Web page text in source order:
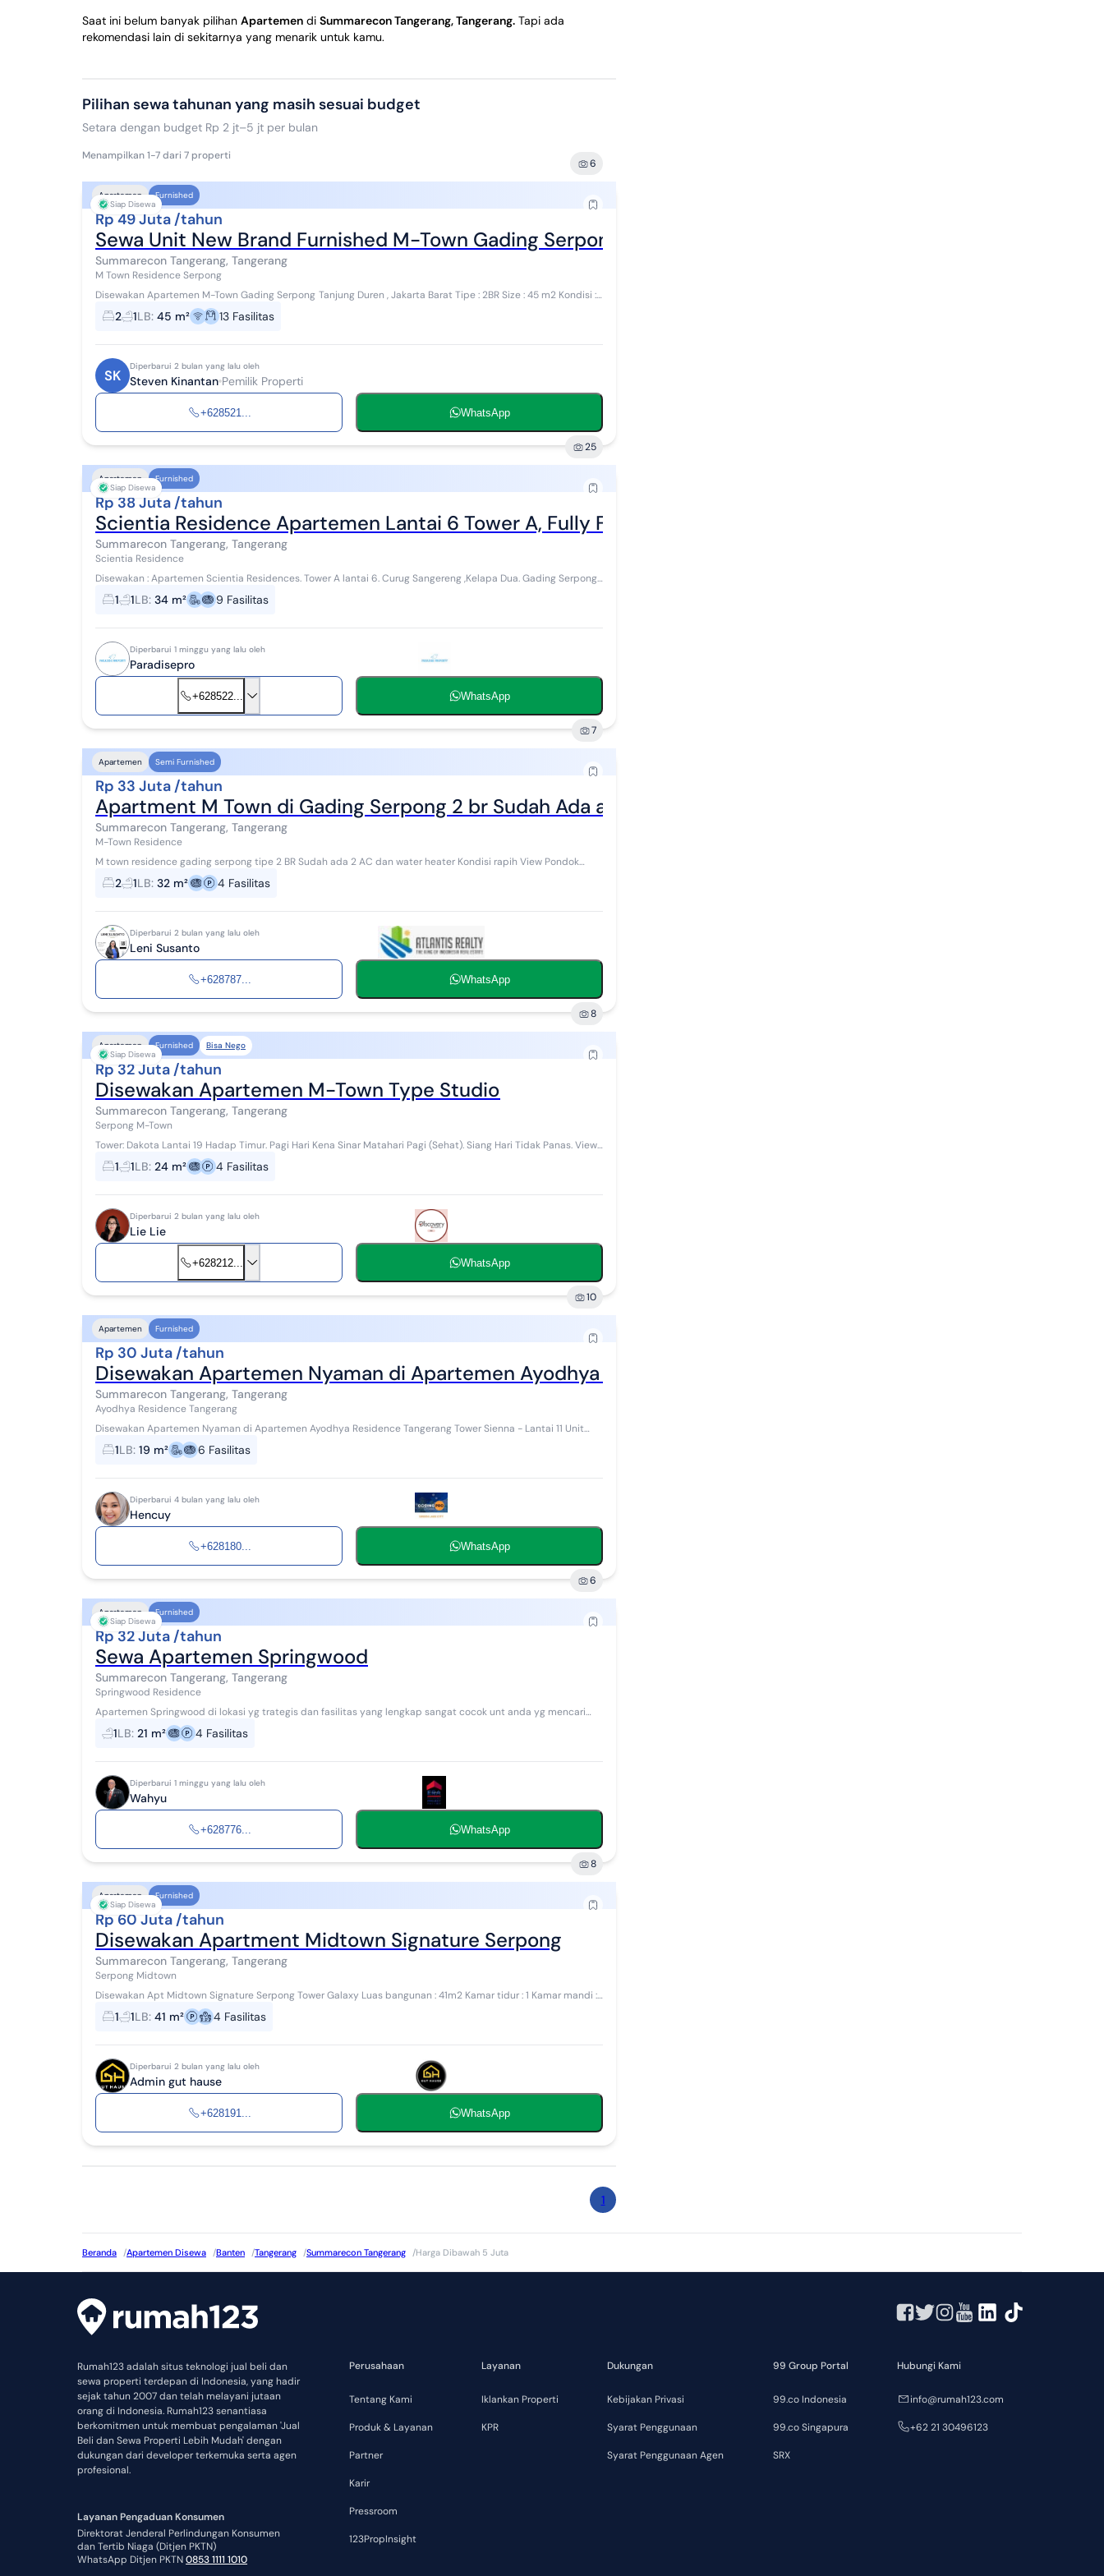
Saat ini belum banyak pilihan Apartemen di Summarecon Tangerang, Tangerang. Tapi ada
rekomendasi lain di sekitarnya yang menarik untuk kamu.
Pilihan sewa tahunan yang masih sesuai budget
Setara dengan budget Rp 2 jt–5 jt per bulan
Menampilkan 1-7 dari 7 properti
6
Siap Disewa
Apartemen Furnished
Rp 49 Juta /tahun
Sewa Unit New Brand Furnished M-Town Gading Serpon Furnished
Summarecon Tangerang, Tangerang
M Town Residence Serpong
Disewakan Apartemen M-Town Gading Serpong Tanjung Duren , Jakarta Barat Tipe : 2BR Size : 45 m2 Kondisi :
Furnished New Brand Harga : 49 ...
2 1LB: 45 m² 13 Fasilitas
SK
Diperbarui 2 bulan yang lalu oleh
Steven Kinantan Pemilik Properti
+628521... WhatsApp
25
Siap Disewa
Apartemen Furnished
Rp 38 Juta /tahun
Scientia Residence Apartemen Lantai 6 Tower A, Fully Furnish 1 Br Disewakan.
Summarecon Tangerang, Tangerang
Scientia Residence
Disewakan : Apartemen Scientia Residences. Tower A lantai 6. Curug Sangereng ,Kelapa Dua. Gading Serpong,
kab Tangerang. 1 Br, fully Furnish. 2.2...
1 1LB: 34 m² 9 Fasilitas
Diperbarui 1 minggu yang lalu oleh
Paradisepro
+628522... WhatsApp
7
Apartemen Semi Furnished
Rp 33 Juta /tahun
Apartment M Town di Gading Serpong 2 br Sudah Ada ac
Summarecon Tangerang, Tangerang
M-Town Residence
M town residence gading serpong tipe 2 BR Sudah ada 2 AC dan water heater Kondisi rapih View Pondok
Hijau Golfz harga sewa 33 jt per tahun
2 1LB: 32 m² 4 Fasilitas
Diperbarui 2 bulan yang lalu oleh
Leni Susanto
+628787... WhatsApp
8
Siap Disewa
Apartemen Furnished Bisa Nego
Rp 32 Juta /tahun
Disewakan Apartemen M-Town Type Studio
Summarecon Tangerang, Tangerang
Serpong M-Town
Tower: Dakota Lantai 19 Hadap Timur. Pagi Hari Kena Sinar Matahari Pagi (Sehat). Siang Hari Tidak Panas. View
ke City. Kelengkapan: AC 1/2PKSmart ...
1 1LB: 24 m² 4 Fasilitas
Diperbarui 2 bulan yang lalu oleh
Lie Lie
+628212... WhatsApp
10
Apartemen Furnished
Rp 30 Juta /tahun
Disewakan Apartemen Nyaman di Apartemen Ayodhya Residence Tangerang
Summarecon Tangerang, Tangerang
Ayodhya Residence Tangerang
Disewakan Apartemen Nyaman di Apartemen Ayodhya Residence Tangerang Tower Sienna - Lantai 11 Unit
praktis, cocok untuk karyawan atau pasangan yan...
1LB: 19 m² 6 Fasilitas
Diperbarui 4 bulan yang lalu oleh
Hencuy
+628180... WhatsApp
6
Siap Disewa
Apartemen Furnished
Rp 32 Juta /tahun
Sewa Apartemen Springwood
Summarecon Tangerang, Tangerang
Springwood Residence
Apartemen Springwood di lokasi yg trategis dan fasilitas yang lengkap sangat cocok unt anda yg mencari
kenyamanan. Hub Wahyu 0877xxxxxxxx
1LB: 21 m² 4 Fasilitas
Diperbarui 1 minggu yang lalu oleh
Wahyu
+628776... WhatsApp
8
Siap Disewa
Apartemen Furnished
Rp 60 Juta /tahun
Disewakan Apartment Midtown Signature Serpong
Summarecon Tangerang, Tangerang
Serpong Midtown
Disewakan Apt Midtown Signature Serpong Tower Galaxy Luas bangunan : 41m2 Kamar tidur : 1 Kamar mandi : 1
Sertifikat : Kondisi : full furnish ke...
1 1LB: 41 m² 4 Fasilitas
Diperbarui 2 bulan yang lalu oleh
Admin gut hause
+628191... WhatsApp
1
Beranda /Apartemen Disewa /Banten /Tangerang /Summarecon Tangerang /Harga Dibawah 5 Juta
Rumah123 adalah situs teknologi jual beli dan
sewa properti terdepan di Indonesia, yang hadir
sejak tahun 2007 dan telah melayani jutaan
orang di Indonesia. Rumah123 senantiasa
berkomitmen untuk membuat pengalaman 'Jual
Beli dan Sewa Properti Lebih Mudah' dengan
dukungan dari developer terkemuka serta agen
profesional.
Layanan Pengaduan Konsumen
Direktorat Jenderal Perlindungan Konsumen
dan Tertib Niaga (Ditjen PKTN)
WhatsApp Ditjen PKTN0853 1111 1010
Perusahaan
Tentang Kami
Produk & Layanan
Partner
Karir
Pressroom
123PropInsight
Layanan
Iklankan Properti
KPR
Dukungan
Kebijakan Privasi
Syarat Penggunaan
Syarat Penggunaan Agen
99 Group Portal
99.co Indonesia
99.co Singapura
SRX
Hubungi Kami
info@rumah123.com
+62 21 30496123